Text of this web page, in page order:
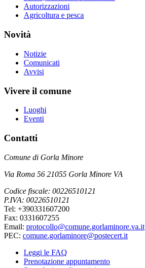
Autorizzazioni
Agricoltura e pesca
Novità
Notizie
Comunicati
Avvisi
Vivere il comune
Luoghi
Eventi
Contatti
Comune di Gorla Minore
Via Roma 56 21055 Gorla Minore VA
Codice fiscale: 00226510121
P.IVA: 00226510121
Tel: +390331607200
Fax: 0331607255
Email: protocollo@comune.gorlaminore.va.it
PEC: comune.gorlaminore@postecert.it
Leggi le FAQ
Prenotazione appuntamento